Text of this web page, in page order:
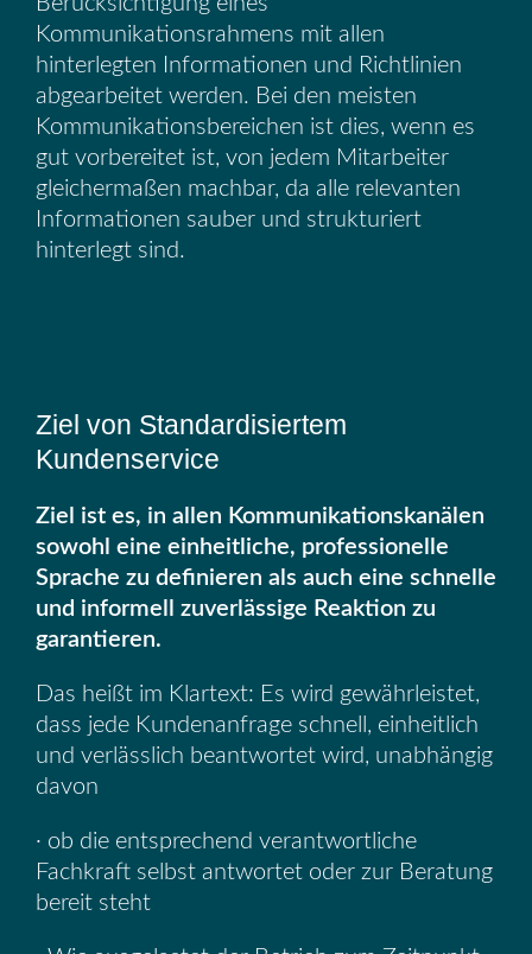
Kommunikationsrahmens mit allen
hinterlegten Informationen und Richtlinien
abgearbeitet werden. Bei den meisten
Kommunikationsbereichen ist dies, wenn es
gut vorbereitet ist, von jedem Mitarbeiter
gleichermaßen machbar, da alle relevanten
Informationen sauber und strukturiert
hinterlegt sind.
Ziel von Standardisiertem
Kundenservice
Ziel ist es, in allen Kommunikationskanälen
sowohl eine einheitliche, professionelle
Sprache zu definieren als auch eine schnelle
und informell zuverlässige Reaktion zu
garantieren.
Das heißt im Klartext: Es wird gewährleistet,
dass jede Kundenanfrage schnell, einheitlich
und verlässlich beantwortet wird, unabhängig
davon
· ob die entsprechend verantwortliche
Fachkraft selbst antwortet oder zur Beratung
bereit steht